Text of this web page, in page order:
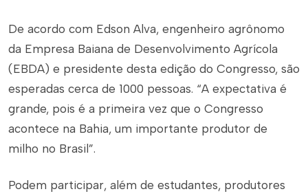
De acordo com Edson Alva, engenheiro agrônomo
da Empresa Baiana de Desenvolvimento Agrícola
(EBDA) e presidente desta edição do Congresso, são
esperadas cerca de 1000 pessoas. “A expectativa é
grande, pois é a primeira vez que o Congresso
acontece na Bahia, um importante produtor de
milho no Brasil”.
Podem participar, além de estudantes, produtores